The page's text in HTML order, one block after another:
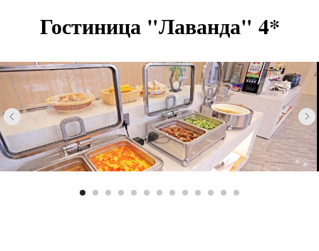
Гостиница "Лаванда" 4*